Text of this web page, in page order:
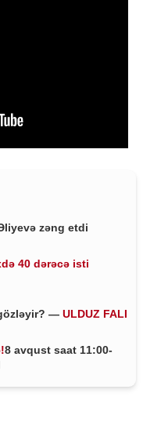
zəng etdi
40 dərəcə isti
— ULDUZ FALI
8 avqust saat 11:00-